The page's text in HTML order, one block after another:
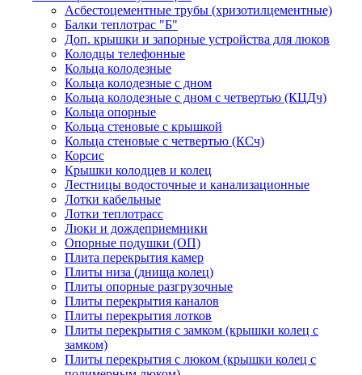
Асбестоцементные трубы (хризотилцементные)
Балки теплотрас "Б"
Доп. крышки и запорные устройства для люков
Колодцы телефонные
Кольца колодезные
Кольца колодезные с дном
Кольца колодезные с дном с четвертью (КЦДч)
Кольца опорные
Кольца стеновые с крышкой
Кольца стеновые с четвертью (КСч)
Корсис
Крышки колодцев и колец
Лестницы водосточные и канализационные
Лотки кабельные
Лотки теплотрасс
Люки и дождеприемники
Опорные подушки (ОП)
Плита перекрытия камер
Плиты низа (днища колец)
Плиты опорные разгрузочные
Плиты перекрытия каналов
Плиты перекрытия лотков
Плиты перекрытия с замком (крышки колец с
замком)
Плиты перекрытия с люком (крышки колец с